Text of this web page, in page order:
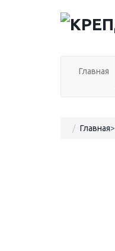
Главная
Главная>